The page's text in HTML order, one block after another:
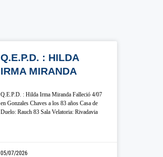
Q.E.P.D. : HILDA
IRMA MIRANDA
Q.E.P.D. : Hilda Irma Miranda Falleció 4/07
en Gonzales Chaves a los 83 años Casa de
Duelo: Rauch 83 Sala Velatoria: Rivadavia
05/07/2026